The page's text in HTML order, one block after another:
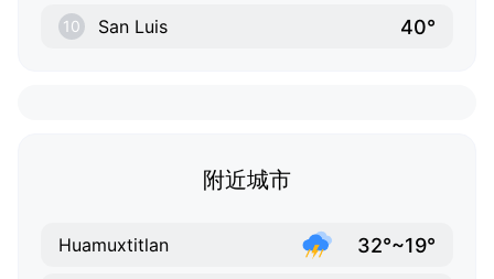
10 San Luis 40°
附近城市
Huamuxtitlan 32°~19°